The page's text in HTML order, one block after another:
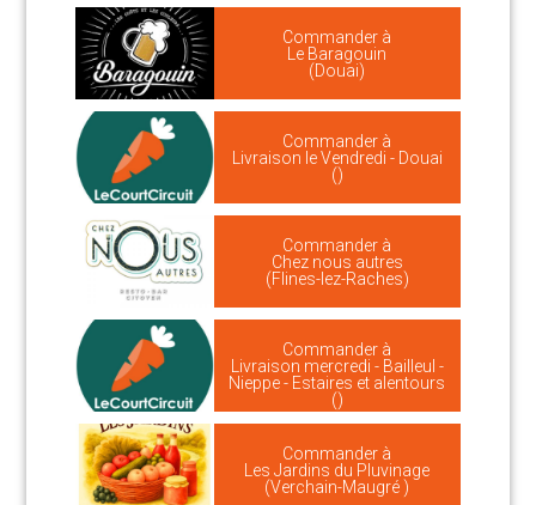
Commander à
Le Baragouin
(Douai)
Commander à
Livraison le Vendredi - Douai
()
Commander à
Chez nous autres
(Flines-lez-Raches)
Commander à
Livraison mercredi - Bailleul -
Nieppe - Estaires et alentours
()
Commander à
Les Jardins du Pluvinage
(Verchain-Maugré )